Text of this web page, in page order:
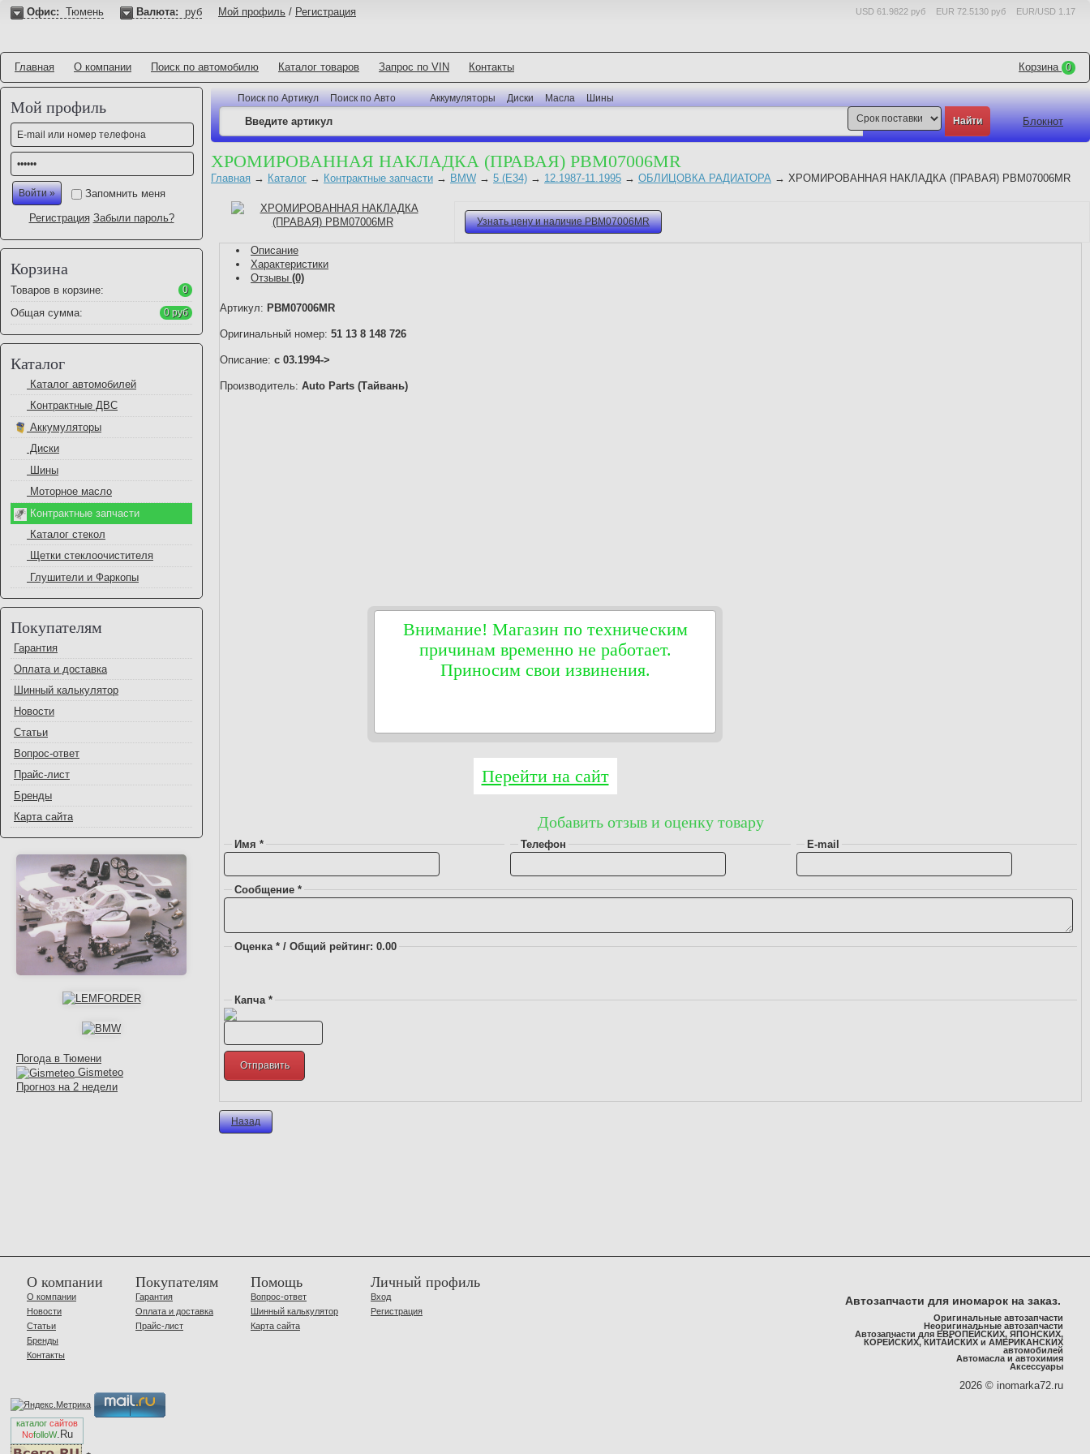
Внимание! Магазин по техническим
причинам временно не работает.
Приносим свои извинения.
Перейти на сайт
Офис: Тюмень Валюта: руб Мой профиль / Регистрация USD 61.9822 руб EUR 72.5130 руб EUR/USD 1.17
Главная О компании Поиск по автомобилю Каталог товаров Запрос по VIN Контакты Корзина 0
Мой профиль
Запомнить меня
Регистрация Забыли пароль?
Корзина
Товаров в корзине: 0
Общая сумма: 0 руб
Каталог
Каталог автомобилей
Контрактные ДВС
Аккумуляторы
Диски
Шины
Моторное масло
Контрактные запчасти
Каталог стекол
Щетки стеклоочистителя
Глушители и Фаркопы
Покупателям
Гарантия
Оплата и доставка
Шинный калькулятор
Новости
Статьи
Вопрос-ответ
Прайс-лист
Бренды
Карта сайта
Погода в Тюмени
Gismeteo
Прогноз на 2 недели
Поиск по Артикул Поиск по Авто Аккумуляторы Диски Масла Шины
Блокнот
ХРОМИРОВАННАЯ НАКЛАДКА (ПРАВАЯ) PBM07006MR
Главная → Каталог → Контрактные запчасти → BMW → 5 (E34) → 12.1987-11.1995 → ОБЛИЦОВКА РАДИАТОРА → ХРОМИРОВАННАЯ НАКЛАДКА (ПРАВАЯ) PBM07006MR
Узнать цену и наличие PBM07006MR
Описание
Характеристики
Отзывы (0)
Артикул: PBM07006MR
Оригинальный номер: 51 13 8 148 726
Описание: с 03.1994->
Производитель: Auto Parts (Тайвань)
Добавить отзыв и оценку товару
Имя * Телефон E-mail
Сообщение *
Оценка * / Общий рейтинг: 0.00
Капча *
Назад
О компании
О компании
Новости
Статьи
Бренды
Контакты
Покупателям
Гарантия
Оплата и доставка
Прайс-лист
Помощь
Вопрос-ответ
Шинный калькулятор
Карта сайта
Личный профиль
Вход
Регистрация
Автозапчасти для иномарок на заказ.
Оригинальные автозапчасти
Неоригинальные автозапчасти
Автозапчасти для ЕВРОПЕЙСКИХ, ЯПОНСКИХ,
КОРЕЙСКИХ, КИТАЙСКИХ и АМЕРИКАНСКИХ
автомобилей
Автомасла и автохимия
Аксессуары
2026 © inomarka72.ru
каталог сайтов
NofolloW.Ru